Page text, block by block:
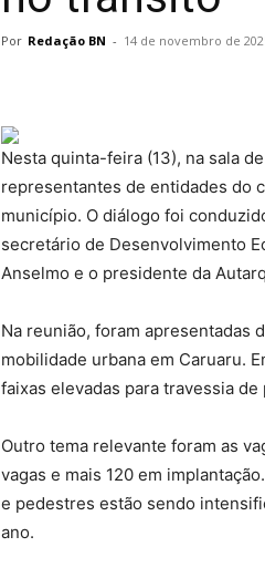
Por Redação BN - 14 de novembro de
Nesta quinta-feira (13), na sala
representantes de entidades do
município. O diálogo foi
secretário de Desenvolvimento
Anselmo e o presidente da
Na reunião, foram apresentadas
mobilidade urbana em Caruaru.
faixas elevadas para travessia
Outro tema relevante foram as
vagas e mais 120 em
e pedestres estão sendo
ano.